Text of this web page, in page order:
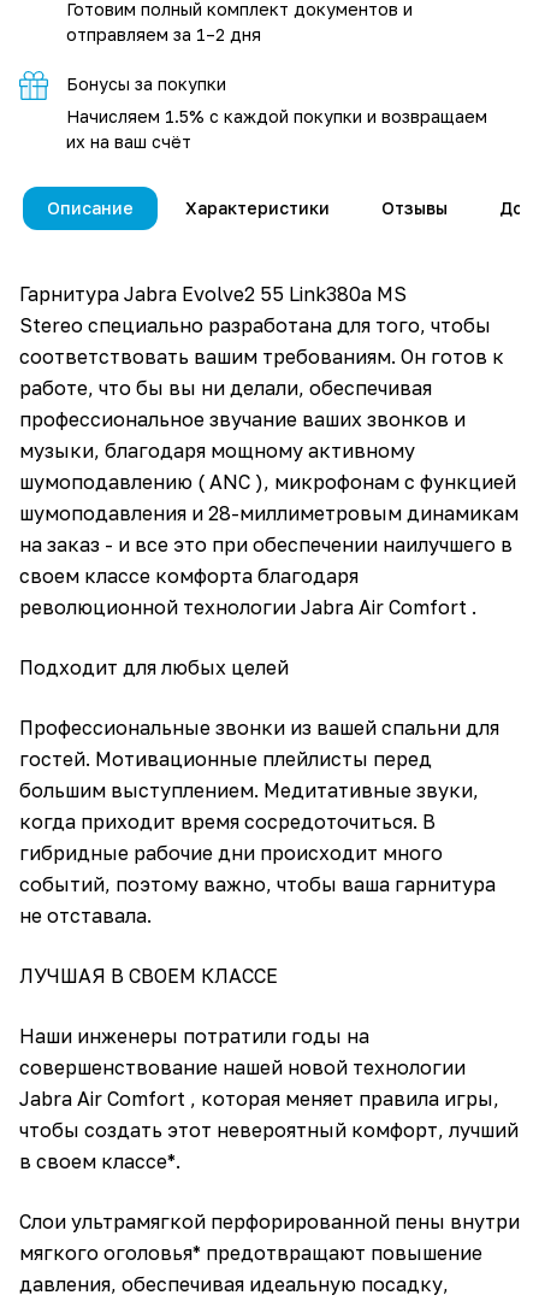
Готовим полный комплект документов и
отправляем за 1–2 дня
Бонусы за покупки
Начисляем 1.5% с каждой покупки и возвращаем
их на ваш счёт
Описание Характеристики Отзывы
Гарнитура Jabra Evolve2 55 Link380a MS
Stereo специально разработана для того, чтобы
соответствовать вашим требованиям. Он готов к
работе, что бы вы ни делали, обеспечивая
профессиональное звучание ваших звонков и
музыки, благодаря мощному активному
шумоподавлению ( ANC ), микрофонам с функцией
шумоподавления и 28-миллиметровым динамикам
на заказ - и все это при обеспечении наилучшего в
своем классе комфорта благодаря
революционной технологии Jabra Air Comfort .
Подходит для любых целей
Профессиональные звонки из вашей спальни для
гостей. Мотивационные плейлисты перед
большим выступлением. Медитативные звуки,
когда приходит время сосредоточиться. В
гибридные рабочие дни происходит много
событий, поэтому важно, чтобы ваша гарнитура
не отставала.
ЛУЧШАЯ В СВОЕМ КЛАССЕ
Наши инженеры потратили годы на
совершенствование нашей новой технологии
Jabra Air Comfort , которая меняет правила игры,
чтобы создать этот невероятный комфорт, лучший
в своем классе*.
Слои ультрамягкой перфорированной пены внутри
мягкого оголовья* предотвращают повышение
давления, обеспечивая идеальную посадку,